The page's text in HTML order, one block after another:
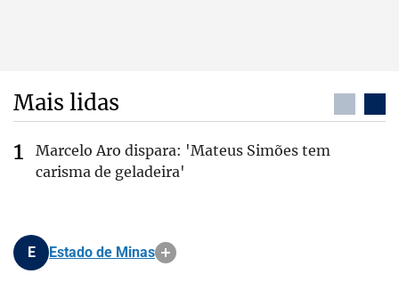
Mais lidas
Marcelo Aro dispara: 'Mateus Simões tem
carisma de geladeira'
E Estado de Minas